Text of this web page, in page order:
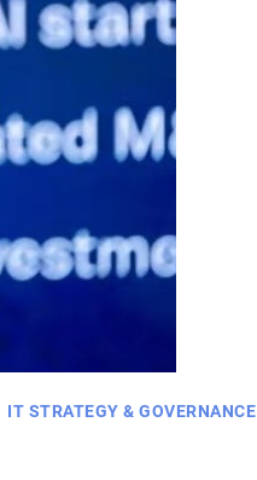
IT STRATEGY & GOVERNANCE